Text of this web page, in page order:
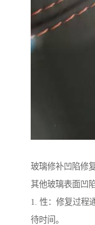
玻璃修补凹陷修
其他玻璃表面凹
1. 性：修复过程
待时间。